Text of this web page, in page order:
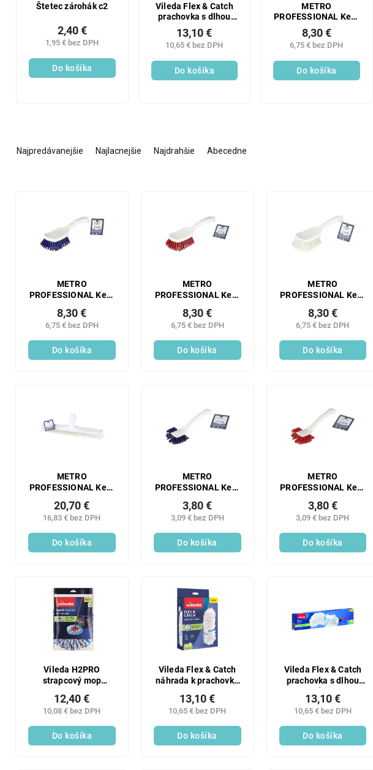
Štetec zárohák c2
1,95 € bez DPH
2,40 €
Do košíka
Vileda Flex & Catch
prachovka s dlhou
rukoväťou 93 cm
10,65 € bez DPH
13,10 €
Do košíka
METRO
PROFESSIONAL Kefa
veľká červená 1 ks
6,75 € bez DPH
8,30 €
Do košíka
Najpredávanejšie Najlacnejšie Najdrahšie Abecedne
METRO
PROFESSIONAL Kefa
6,75 € bez DPH
8,30 €
Do košíka
METRO
PROFESSIONAL Kefa
6,75 € bez DPH
8,30 €
Do košíka
METRO
PROFESSIONAL Kefa
6,75 € bez DPH
8,30 €
Do košíka
METRO
PROFESSIONAL Kefa
HACCP biela 1 ks
16,83 € bez DPH
20,70 €
Do košíka
METRO
PROFESSIONAL Kefa
1 ks
3,09 € bez DPH
3,80 €
Do košíka
METRO
PROFESSIONAL Kefa
červená 1 ks
3,09 € bez DPH
3,80 €
Do košíka
Vileda H2PRO
strapcový mop
10,08 € bez DPH
12,40 €
Do košíka
Vileda Flex & Catch
náhrada k prachovke
10,65 € bez DPH
13,10 €
Do košíka
Vileda Flex & Catch
prachovka s dlhou
10,65 € bez DPH
13,10 €
Do košíka